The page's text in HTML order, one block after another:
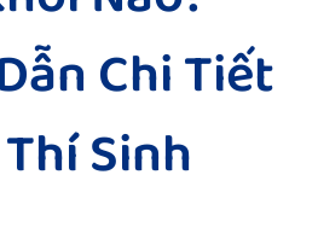
Chi Tiết
Sinh